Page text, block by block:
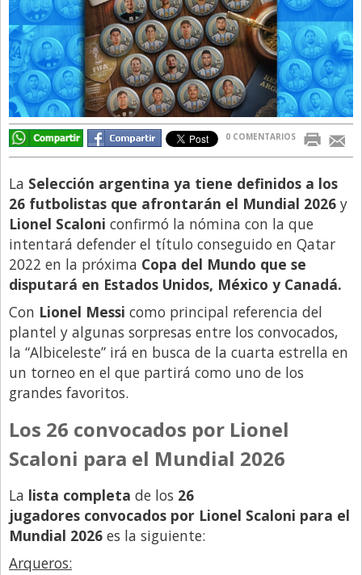
Directivos
Ecología y Ambiente
Economía
El Experto
El Innovador
El Precio Que Yo Ví
Entrevista
Entrevista Exclusiva
Finanzas
Gastronomia
Internacionales
La Opinión del Director
Legales
Libro de Quejas
Minuto Lanzamiento
Negocios
Opinion
País
0 COMENTARIOS
La Selección argentina ya tiene definidos a los
26 futbolistas que afrontarán el Mundial 2026 y
Lionel Scaloni confirmó la nómina con la que
intentará defender el título conseguido en Qatar
2022 en la próxima Copa del Mundo que se
disputará en Estados Unidos, México y Canadá.
Con Lionel Messi como principal referencia del
plantel y algunas sorpresas entre los convocados,
la “Albiceleste” irá en busca de la cuarta estrella en
un torneo en el que partirá como uno de los
grandes favoritos.
Los 26 convocados por Lionel
Scaloni para el Mundial 2026
La lista completa de los 26
jugadores convocados por Lionel Scaloni para el
Mundial 2026 es la siguiente:
Arqueros: